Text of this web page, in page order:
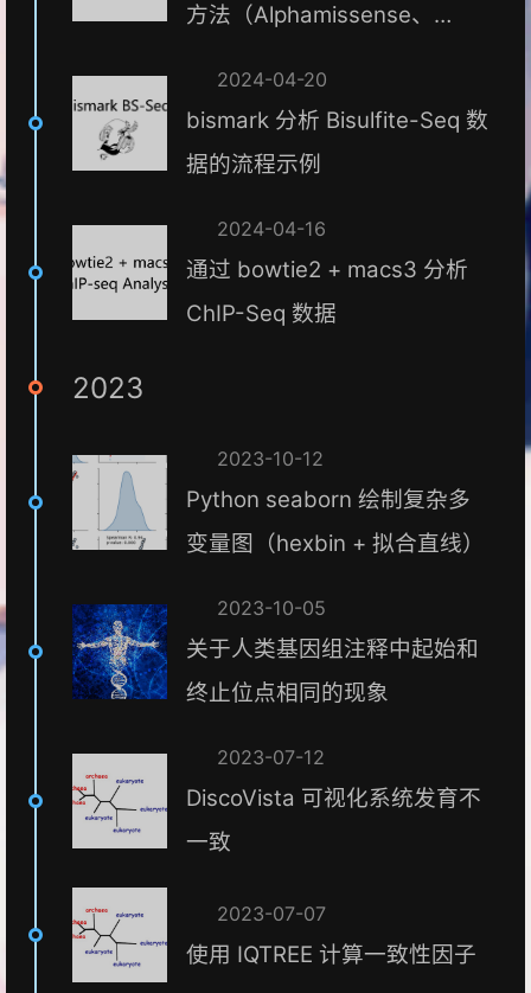
方法（Alphamissense、
2024-04-20
bismark 分析 Bisulfite-Seq 数
据的流程示例
2024-04-16
通过 bowtie2 + macs3 分析
ChIP-Seq 数据
2023
2023-10-12
Python seaborn 绘制复杂多
变量图（hexbin + 拟合直线）
2023-10-05
关于人类基因组注释中起始和
终止位点相同的现象
2023-07-12
DiscoVista 可视化系统发育不
一致
2023-07-07
使用 IQTREE 计算一致性因子